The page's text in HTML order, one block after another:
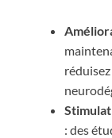
: des